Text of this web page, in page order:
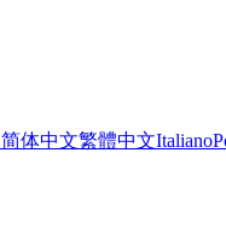
简体中文繁體中文Italiano